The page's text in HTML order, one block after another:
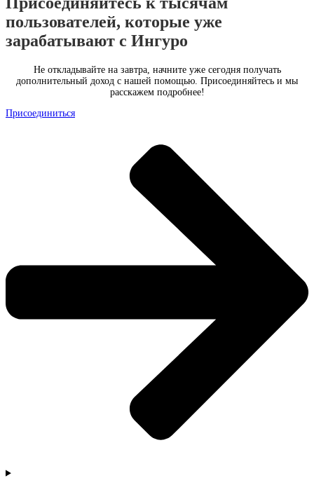
пользователей, которые уже
зарабатывают с Ингуро
Не откладывайте на завтра, начните уже сегодня получать
дополнительный доход с нашей помощью. Присоединяйтесь и мы
расскажем подробнее!
Присоединиться